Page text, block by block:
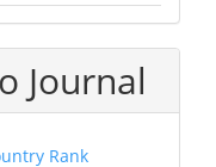
Journal